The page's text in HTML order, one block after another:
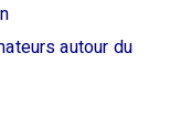
autour du